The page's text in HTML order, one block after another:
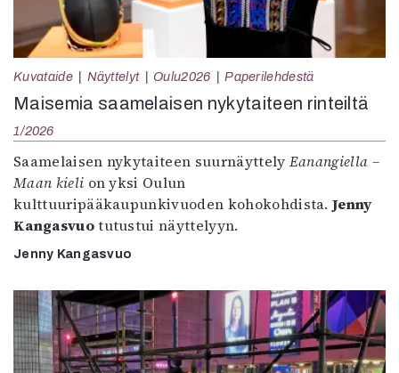
Kuvataide Näyttelyt Oulu2026 Paperilehdestä
Maisemia saamelaisen nykytaiteen rinteiltä
1/2026
Saamelaisen nykytaiteen suurnäyttely Eanangiella –
Maan kieli on yksi Oulun
kulttuuripääkaupunkivuoden kohokohdista.Jenny
Kangasvuotutustui näyttelyyn.
Jenny Kangasvuo